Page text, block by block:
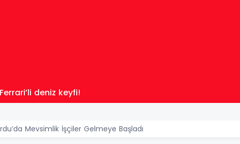
deniz keyfi!
Mevsimlik İşçiler Gelmeye Başladı